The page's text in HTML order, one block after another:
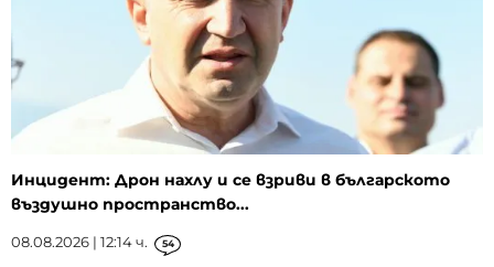
Инцидент: Дрон нахлу и се взриви в българското
въздушно пространство...
08.08.2026 | 12:14 ч. 54